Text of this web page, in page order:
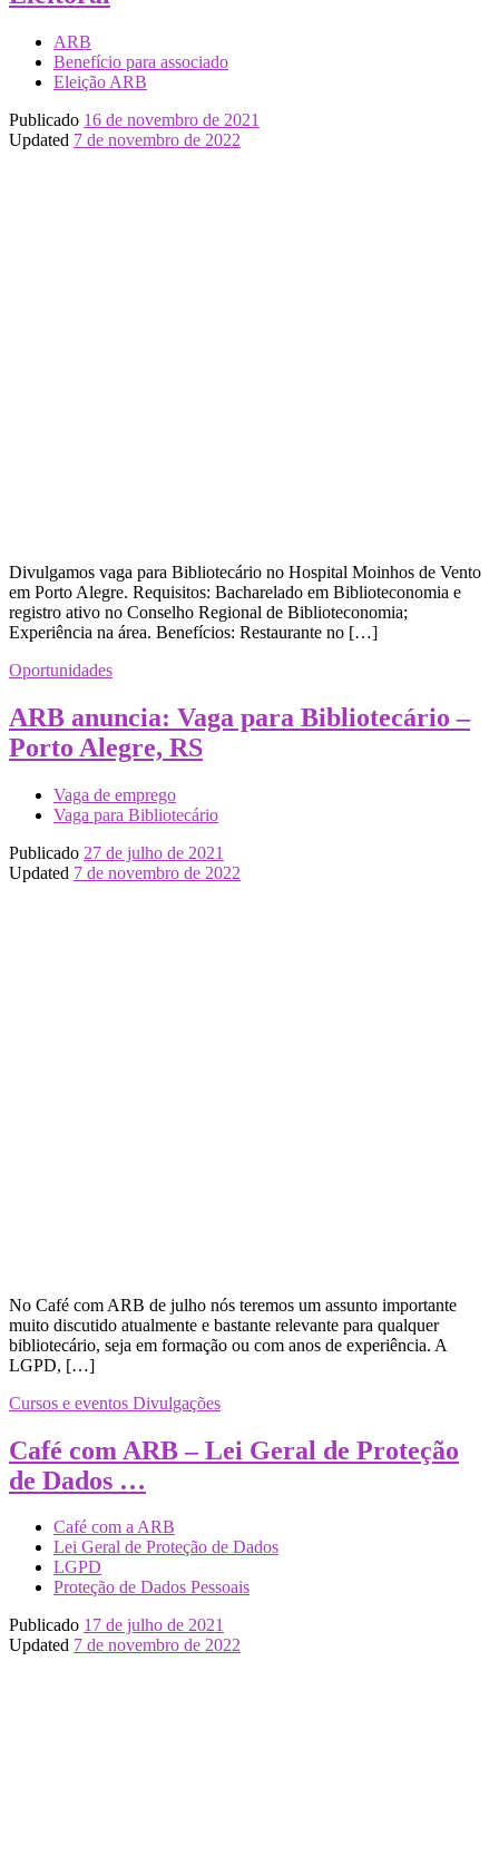
ARB
Benefício para associado
Eleição ARB
Publicado 16 de novembro de 2021
Updated 7 de novembro de 2022
Divulgamos vaga para Bibliotecário no Hospital Moinhos de Vento
em Porto Alegre. Requisitos: Bacharelado em Biblioteconomia e
registro ativo no Conselho Regional de Biblioteconomia;
Experiência na área. Benefícios: Restaurante no […]
Oportunidades
ARB anuncia: Vaga para Bibliotecário –
Porto Alegre, RS
Vaga de emprego
Vaga para Bibliotecário
Publicado 27 de julho de 2021
Updated 7 de novembro de 2022
No Café com ARB de julho nós teremos um assunto importante
muito discutido atualmente e bastante relevante para qualquer
bibliotecário, seja em formação ou com anos de experiência. A
LGPD, […]
Cursos e eventos Divulgações
Café com ARB – Lei Geral de Proteção
de Dados …
Café com a ARB
Lei Geral de Proteção de Dados
LGPD
Proteção de Dados Pessoais
Publicado 17 de julho de 2021
Updated 7 de novembro de 2022